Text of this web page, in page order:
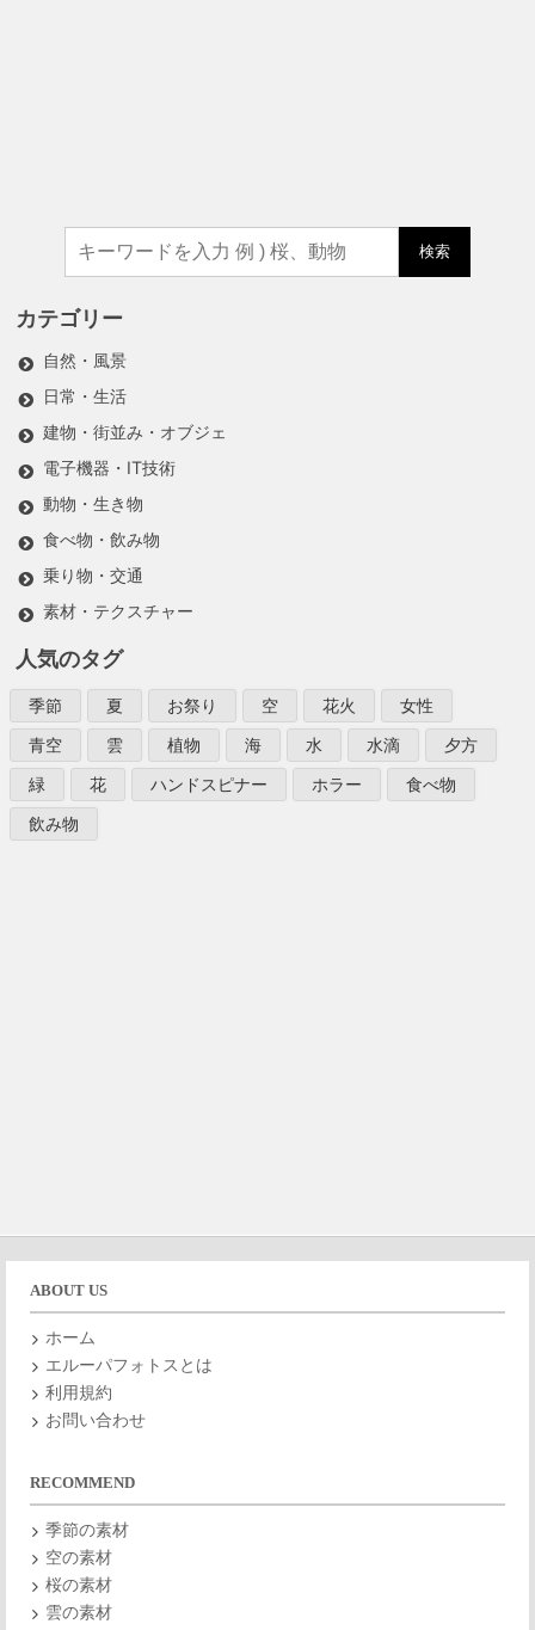
検索
カテゴリー
自然・風景
日常・生活
建物・街並み・オブジェ
電子機器・IT技術
動物・生き物
食べ物・飲み物
乗り物・交通
素材・テクスチャー
人気のタグ
季節 夏 お祭り 空 花火
女性
青空
雲 植物 海 水 水滴
夕方
緑
花 ハンドスピナー ホラー
食べ物
飲み物
ABOUT US
ホーム
エルーパフォトスとは
利用規約
お問い合わせ
RECOMMEND
季節の素材
空の素材
桜の素材
雲の素材